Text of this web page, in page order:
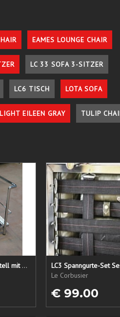
EAMES LOUNGE CHAIR
LC 33 SOFA 3-SITZER
LC6 TISCH LOTA SOFA
EILEEN GRAY TULIP
LC 21 Sessel nur das Untergestell mit elastischen Straps
LC3 Spanngurte-Set
Le Corbusier
€ 99.00